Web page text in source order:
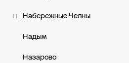
Н Набережные Челны
Надым
Назарово